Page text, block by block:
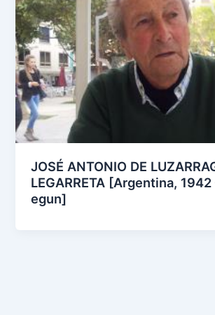
JOSÉ ANTONIO DE
LEGARRETA [Argentina, 1942
egun]